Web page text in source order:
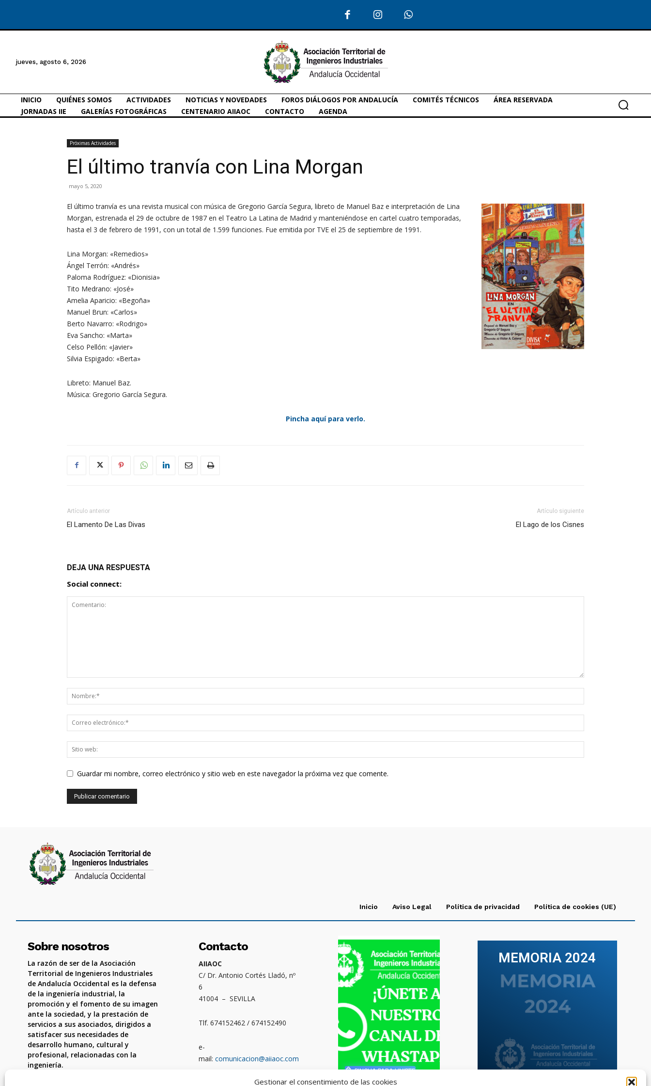
Gestionar el consentimiento de las cookies
jueves, agosto 6, 2026
INICIO QUIÉNES SOMOS ACTIVIDADES NOTICIAS Y NOVEDADES FOROS DIÁLOGOS POR ANDALUCÍA COMITÉS TÉCNICOS
ÁREA RESERVADA
JORNADAS IIE
GALERÍAS FOTOGRÁFICAS CENTENARIO AIIAOC CONTACTO AGENDA
Próximas Actividades
El último tranvía con Lina Morgan
mayo 5, 2020
El último tranvía es una revista musical con música de Gregorio García Segura, libreto de Manuel Baz e interpretación de Lina
Morgan, estrenada el 29 de octubre de 1987 en el Teatro La Latina de Madrid y manteniéndose en cartel cuatro temporadas,
hasta el 3 de febrero de 1991, con un total de 1.599 funciones. Fue emitida por TVE el 25 de septiembre de 1991.
Lina Morgan: «Remedios»
Ángel Terrón: «Andrés»
Paloma Rodríguez: «Dionisia»
Tito Medrano: «José»
Amelia Aparicio: «Begoña»
Manuel Brun: «Carlos»
Berto Navarro: «Rodrigo»
Eva Sancho: «Marta»
Celso Pellón: «Javier»
Silvia Espigado: «Berta»
Libreto: Manuel Baz.
Música: Gregorio García Segura.
Pincha aquí para verlo.
Artículo anterior
El Lamento De Las Divas
Artículo siguiente
El Lago de los Cisnes
DEJA UNA RESPUESTA
Social connect:
Guardar mi nombre, correo electrónico y sitio web en este navegador la próxima vez que comente.
Inicio Aviso Legal Política de privacidad Política de cookies (UE)
Sobre nosotros
La razón de ser de la Asociación
Territorial de Ingenieros Industriales
de Andalucía Occidental es la defensa
de la ingeniería industrial, la
promoción y el fomento de su imagen
ante la sociedad, y la prestación de
servicios a sus asociados, dirigidos a
satisfacer sus necesidades de
desarrollo humano, cultural y
profesional, relacionadas con la
ingeniería.
Contacto
AIIAOC
C/ Dr. Antonio Cortés Lladó, nº
6
41004 – SEVILLA
Tlf. 674152462 / 674152490
e-
mail:comunicacion@aiiaoc.com
Ámbito territorial: Cádiz,
PINCHA PARA UNIRTE
MEMORIA 2024